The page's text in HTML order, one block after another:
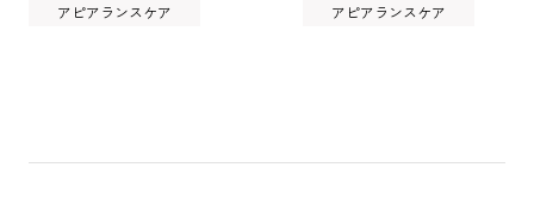
アピアランスケア アピアランスケア